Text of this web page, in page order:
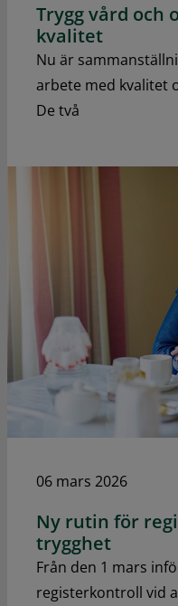
Trygg vård och
kvalitet
Nu är
arbete med kvalitet
De två
06 mars 2026
Ny rutin för
trygghet
Från den 1 mars
registerkontroll vid